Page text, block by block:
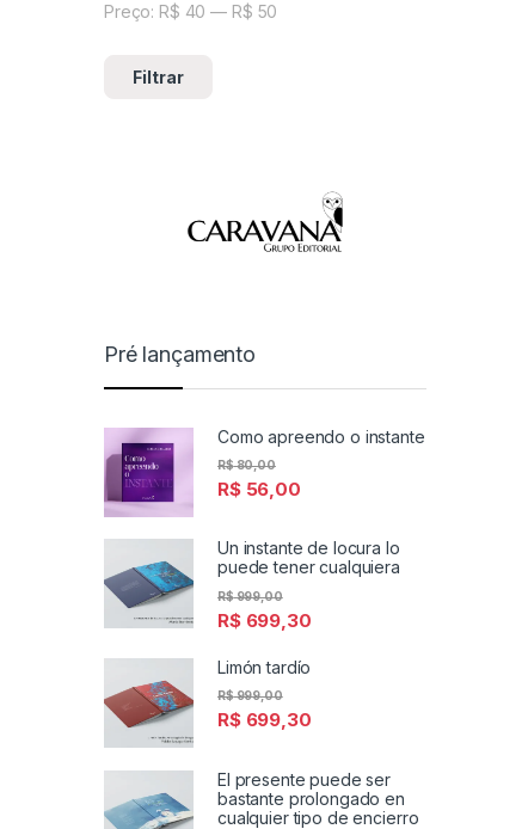
Preço mínimo
Preço máximo
Filtrar
Preço: R$ 40 — R$ 50
Pré lançamento
Como apreendo o instante
R$56,00
R$80,00
Un instante de locura lo
puede tener cualquiera
R$699,30
R$999,00
Limón tardío
R$699,30
R$999,00
El presente puede ser
bastante prolongado en
cualquier tipo de encierro